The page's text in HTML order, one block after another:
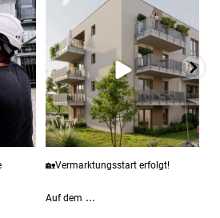
🏡Vermarktungsstart erfolgt!
Auf dem...
11 0
🏡Vermarktungsstart erfolgt!
Auf dem ...